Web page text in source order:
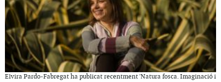
Elvira Pardo-Fabregat ha publicat recentment 'Natura fosca. Imaginació i